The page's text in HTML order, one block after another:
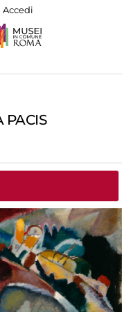
Accedi
PACIS